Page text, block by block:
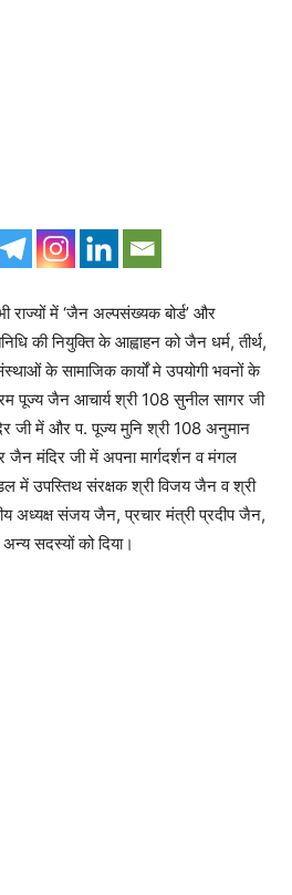
राज्यों में ‘जैन अल्पसंख्यक बोर्ड’ और
की नियुक्ति के आह्वाहन को जैन धर्म, तीर्थ,
के सामाजिक कार्यों मे उपयोगी भवनों के
पूज्य जैन आचार्य श्री 108 सुनील सागर जी
जी में और प. पूज्य मुनि श्री 108 अनुमान
जैन मंदिर जी में अपना मार्गदर्शन व मंगल
में उपस्तिथ संरक्षक श्री विजय जैन व श्री
अध्यक्ष संजय जैन, प्रचार मंत्री प्रदीप जैन,
सदस्यों को दिया।